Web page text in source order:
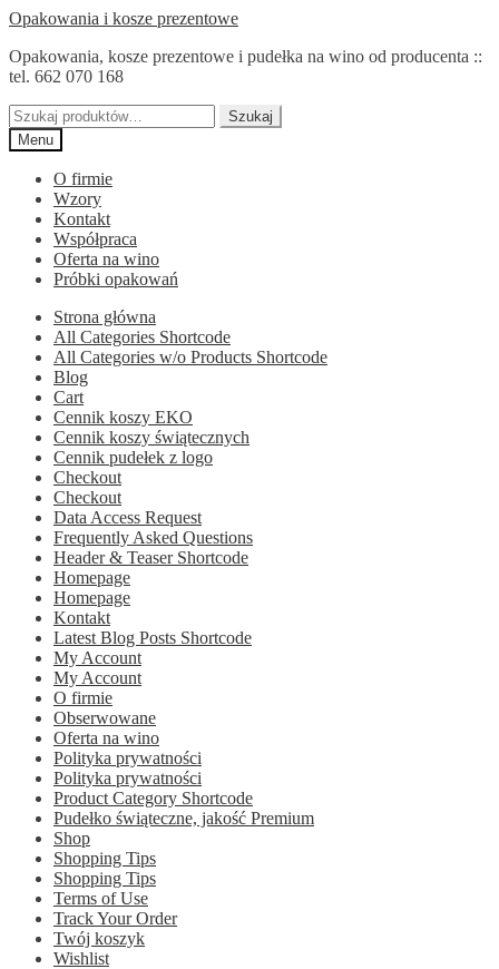
Przejdź
nawigacji
Przejdź
treści
Opakowania i kosze prezentowe
Opakowania, kosze prezentowe i pudełka na wino od producenta ::
tel. 662 070 168
Szukaj:
Szukaj
Menu
O firmie
Wzory
Kontakt
Współpraca
Oferta na wino
Próbki opakowań
Strona główna
All Categories Shortcode
All Categories w/o Products Shortcode
Blog
Cart
Cennik koszy EKO
Cennik koszy świątecznych
Cennik pudełek z logo
Checkout
Checkout
Data Access Request
Frequently Asked Questions
Header & Teaser Shortcode
Homepage
Homepage
Kontakt
Latest Blog Posts Shortcode
My Account
My Account
O firmie
Obserwowane
Oferta na wino
Polityka prywatności
Polityka prywatności
Product Category Shortcode
Pudełko świąteczne, jakość Premium
Shop
Shopping Tips
Shopping Tips
Terms of Use
Track Your Order
Twój koszyk
Wishlist